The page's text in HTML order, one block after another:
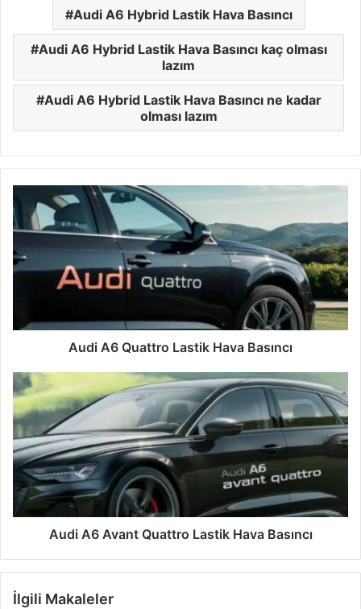
Audi A6 Hybrid Lastik Hava Basıncı
Audi A6 Hybrid Lastik Hava Basıncı kaç olması
lazım
Audi A6 Hybrid Lastik Hava Basıncı ne kadar
olması lazım
A6
Quattro
Hava
Basıncı
Audi A6 Quattro Lastik Hava Basıncı
Audi
A6
Avant
Quattro
Lastik
Hava
Basıncı
Audi A6 Avant Quattro Lastik Hava Basıncı
İlgili Makaleler